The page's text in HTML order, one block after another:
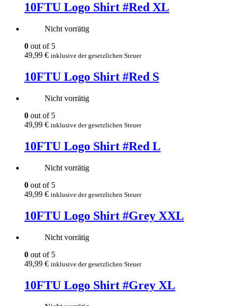
10FTU Logo Shirt #Red XL
Nicht vorrätig
0 out of 5
49,99 € inklusive der gesetzlichen Steuer
10FTU Logo Shirt #Red S
Nicht vorrätig
0 out of 5
49,99 € inklusive der gesetzlichen Steuer
10FTU Logo Shirt #Red L
Nicht vorrätig
0 out of 5
49,99 € inklusive der gesetzlichen Steuer
10FTU Logo Shirt #Grey XXL
Nicht vorrätig
0 out of 5
49,99 € inklusive der gesetzlichen Steuer
10FTU Logo Shirt #Grey XL